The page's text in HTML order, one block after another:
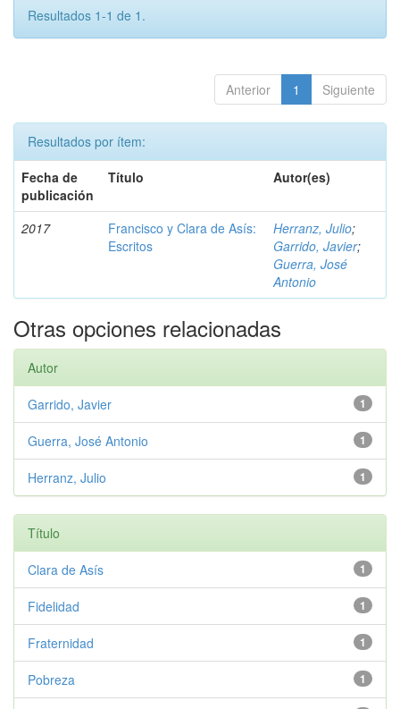
Resultados 1-1 de 1.
Anterior 1 Siguiente
Resultados por ítem:
Fecha de
publicación
Título Autor(es)
2017
Francisco y Clara de Asís:
Escritos
Herranz, Julio;
Garrido, Javier;
Guerra, José
Antonio
Otras opciones relacionadas
Autor
1
Garrido, Javier
1
Guerra, José Antonio
1
Herranz, Julio
Título
1
Clara de Asís
1
Fidelidad
1
Fraternidad
1
Pobreza